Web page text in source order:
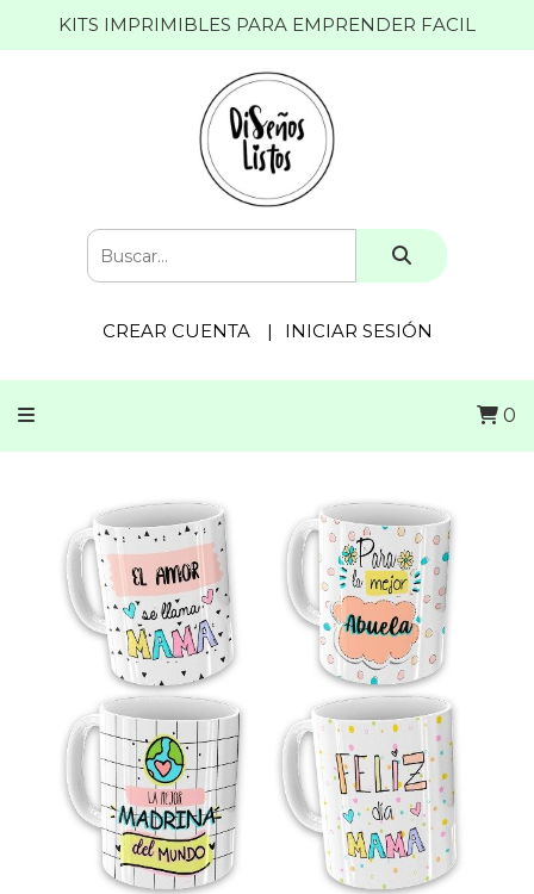
KITS IMPRIMIBLES PARA EMPRENDER FACIL
CREAR CUENTA INICIAR SESIÓN
0